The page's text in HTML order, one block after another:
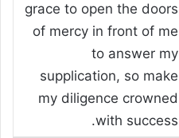
grace to open the doors
of mercy in front of me
to answer my
supplication, so make
my diligence crowned
with success.